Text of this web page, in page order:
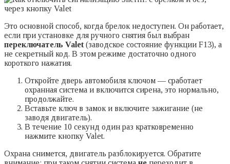
Это основной способ, когда брелок недоступен. Он работает,
если при установке для ручного снятия был выбран
переключатель Valet (заводское состояние функции F13), а
не секретный код. В этом режиме достаточно одного
короткого нажатия.
Откройте дверь автомобиля ключом — сработает
охранная система и включится сирена, это нормально,
продолжайте.
Вставьте ключ в замок и включите зажигание (не
заводя двигатель).
В течение 10 секунд один раз кратковременно
нажмите кнопку Valet.
Охрана снимется, двигатель разблокируется. Обратите